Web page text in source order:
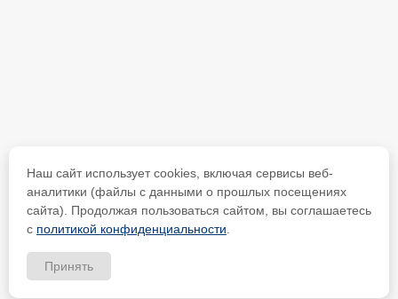
Наш сайт использует cookies, включая сервисы веб-
аналитики (файлы с данными о прошлых посещениях
сайта). Продолжая пользоваться сайтом, вы соглашаетесь
с политикой конфиденциальности
Принять